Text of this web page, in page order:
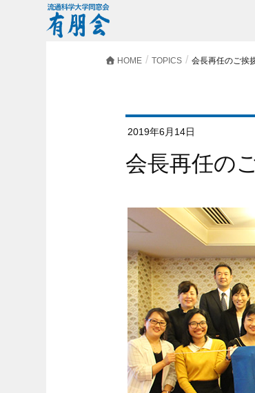
HOME TOPICS 会長再任のご挨
2019年6月14日
会長再任の